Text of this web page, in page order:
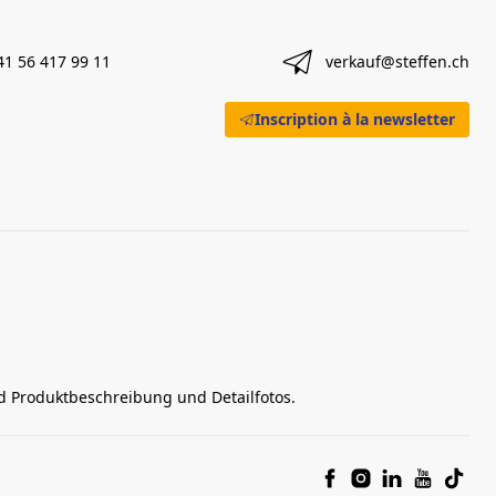
56 417 99 11 verkauf@steffen.ch
Inscription à la newsletter
und Detailfotos.